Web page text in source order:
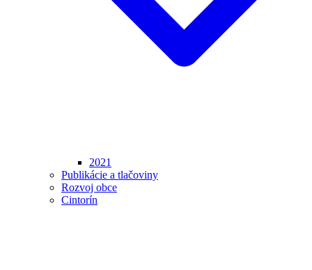
2021
Publikácie a tlačoviny
Rozvoj obce
Cintorín